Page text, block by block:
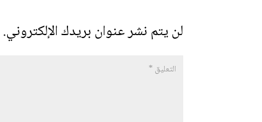
لن يتم نشر عنوان بريدك الإلكتروني.